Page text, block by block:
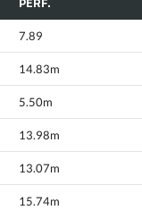
7.89
14.83m
5.50m
13.98m
13.07m
15.74m